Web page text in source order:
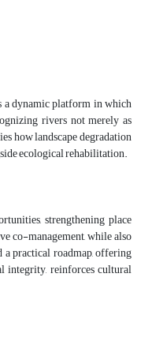
a dynamic platform in which
rivers not merely as
how landscape degradation
ecological rehabilitation.
strengthening place
co-management, while also
a practical roadmap, offering
integrity, reinforces cultural